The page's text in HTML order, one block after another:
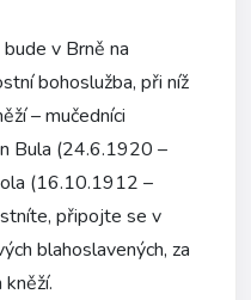
v Brně na
bohoslužba, při níž
– mučedníci
Bula (24.6.1920 –
(16.10.1912 –
připojte se v
blahoslavených, za